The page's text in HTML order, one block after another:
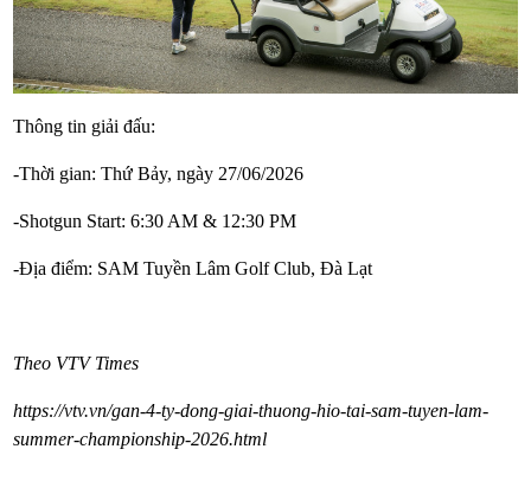
Thông tin giải đấu:
-Thời gian: Thứ Bảy, ngày 27/06/2026
-Shotgun Start: 6:30 AM & 12:30 PM
-Địa điểm: SAM Tuyền Lâm Golf Club, Đà Lạt
Theo VTV Times
https://vtv.vn/gan-4-ty-dong-giai-thuong-hio-tai-sam-tuyen-lam-
summer-championship-2026.html